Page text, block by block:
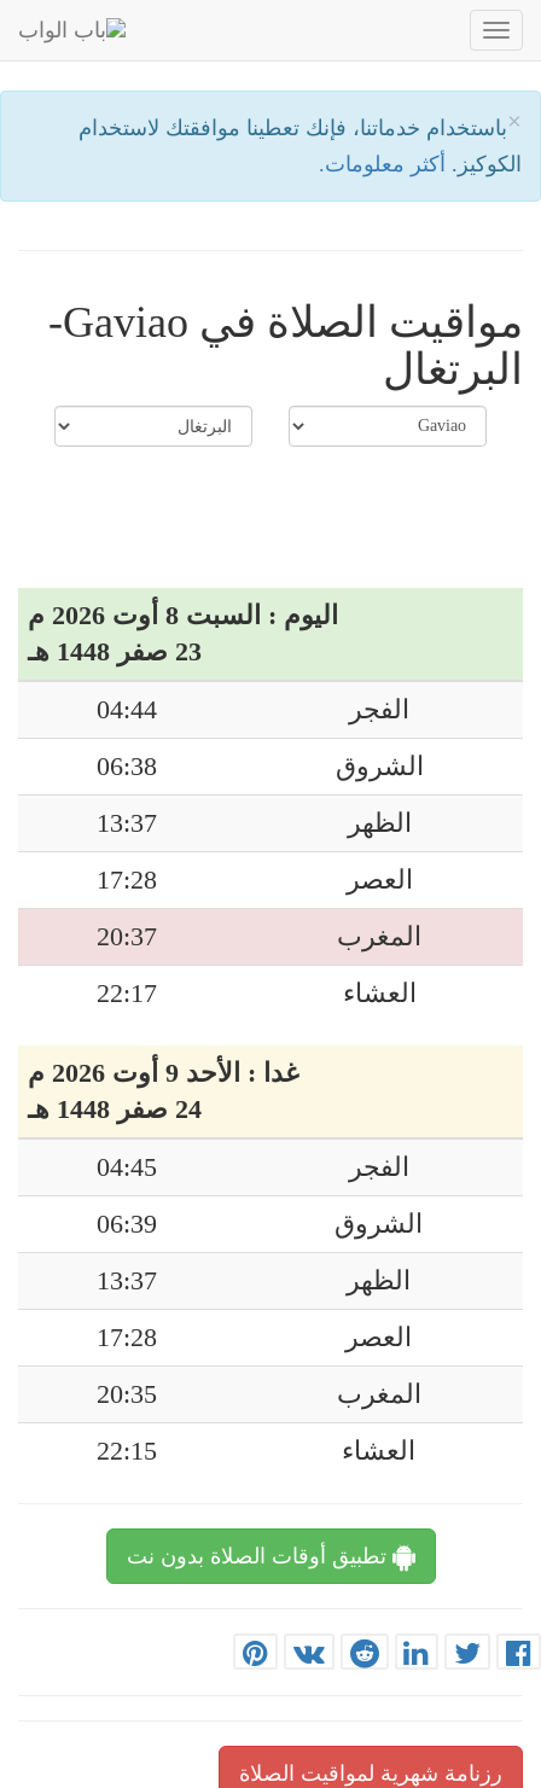
×باستخدام خدماتنا، فإنك تعطينا موافقتك لاستخدام
الكوكيز. أكثر معلومات.
Toggle
مواقيت الصلاة في Gaviao-
البرتغال
اليوم : السبت 8 أوت 2026 م
23 صفر 1448 هـ
الفجر
04:44
الشروق
06:38
الظهر
13:37
العصر
17:28
المغرب
20:37
العشاء
22:17
غدا : الأحد 9 أوت 2026 م
24 صفر 1448 هـ
الفجر
04:45
الشروق
06:39
الظهر
13:37
العصر
17:28
المغرب
20:35
العشاء
22:15
تطبيق أوقات الصلاة بدون نت
رزنامة شهرية لمواقيت الصلاة